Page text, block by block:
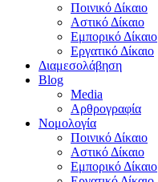
Ποινικό Δίκαιο
Αστικό Δίκαιο
Εμπορικό Δίκαιο
Εργατικό Δίκαιο
Διαμεσολάβηση
Blog
Media
Αρθρογραφία
Νομολογία
Ποινικό Δίκαιο
Αστικό Δίκαιο
Εμπορικό Δίκαιο